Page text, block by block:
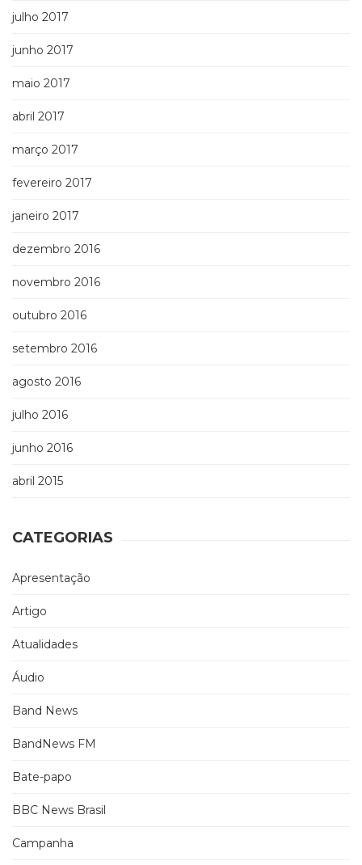
julho 2017
junho 2017
maio 2017
abril 2017
março 2017
fevereiro 2017
janeiro 2017
dezembro 2016
novembro 2016
outubro 2016
setembro 2016
agosto 2016
julho 2016
junho 2016
abril 2015
CATEGORIAS
Apresentação
Artigo
Atualidades
Áudio
Band News
BandNews FM
Bate-papo
BBC News Brasil
Campanha